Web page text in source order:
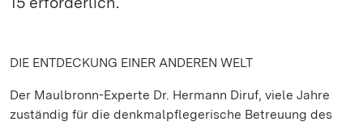
DIE ENTDECKUNG EINER ANDEREN WELT
Der Maulbronn-Experte Dr. Hermann Diruf, viele Jahre
zuständig für die denkmalpflegerische Betreuung des